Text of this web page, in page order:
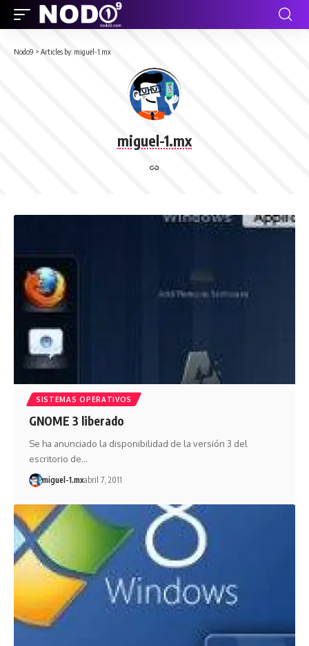
Nodo9 > Articles by: miguel-1.mx
miguel-1.mx
SISTEMAS OPERATIVOS
GNOME 3 liberado
Se ha anunciado la disponibilidad de la versión 3 del
escritorio de…
miguel-1.mxabril 7, 2011